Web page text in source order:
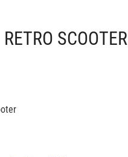
RETRO SCOOTER